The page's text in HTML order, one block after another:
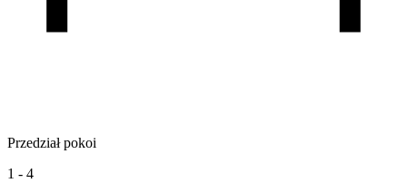
Przedział pokoi
1 - 4